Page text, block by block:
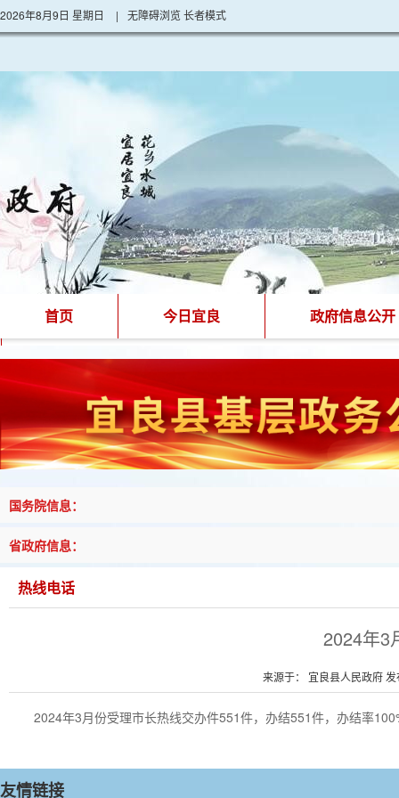
2026年8月9日 星期日 | 无障碍浏览长者模式
首页 今日宜良 政府信息公开
国务院信息：
省政府信息：
热线电话
2024年3
来源于： 宜良县人民政府
2024年3月份受理市长热线交办件551件，办结551件，办结率
友情链接